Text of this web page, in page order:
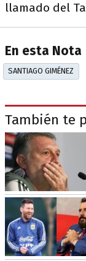
llamado del
En esta Nota
SANTIAGO GIMÉNEZ
También te